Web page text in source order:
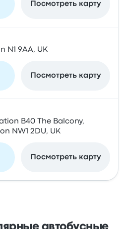
Посмотреть карту
N1 9AA, UK
Посмотреть карту
B40 The Balcony,
NW1 2DU, UK
Посмотреть карту
автобусные